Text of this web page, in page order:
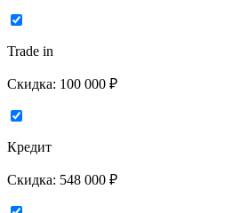
Trade in
Скидка: 100 000 ₽
Кредит
Скидка: 548 000 ₽